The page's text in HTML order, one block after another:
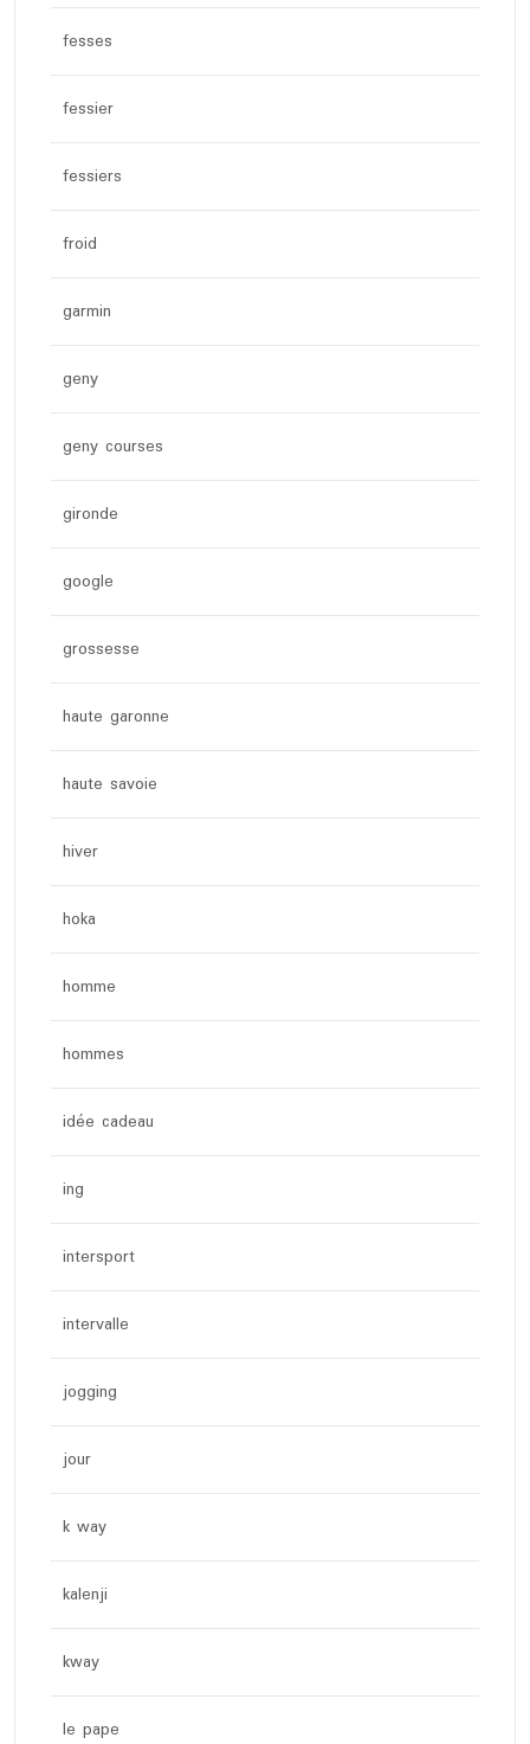
fesses
fessier
fessiers
froid
garmin
geny
geny courses
gironde
google
grossesse
haute garonne
haute savoie
hiver
hoka
homme
hommes
idée cadeau
ing
intersport
intervalle
jogging
jour
k way
kalenji
kway
le pape